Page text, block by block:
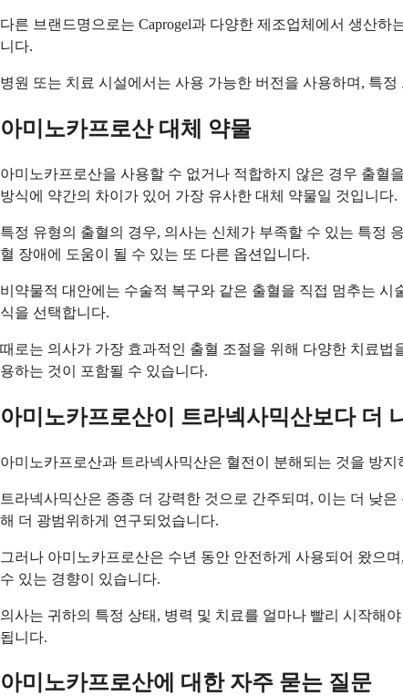
다른 브랜드명으로는 Caprogel과 다양한 제조업체에서 생산
니다.
병원 또는 치료 시설에서는 사용 가능한 버전을 사용하며, 특
아미노카프로산 대체 약물
아미노카프로산을 사용할 수 없거나 적합하지 않은 경우 출혈
방식에 약간의 차이가 있어 가장 유사한 대체 약물일 것입니다.
특정 유형의 출혈의 경우, 의사는 신체가 부족할 수 있는 특정
혈 장애에 도움이 될 수 있는 또 다른 옵션입니다.
비약물적 대안에는 수술적 복구와 같은 출혈을 직접 멈추는
식을 선택합니다.
때로는 의사가 가장 효과적인 출혈 조절을 위해 다양한 치료
용하는 것이 포함될 수 있습니다.
아미노카프로산이 트라넥사믹산보다 더
아미노카프로산과 트라넥사믹산은 혈전이 분해되는 것을 방
트라넥사믹산은 종종 더 강력한 것으로 간주되며, 이는 더 낮
해 더 광범위하게 연구되었습니다.
그러나 아미노카프로산은 수년 동안 안전하게 사용되어 왔으
수 있는 경향이 있습니다.
의사는 귀하의 특정 상태, 병력 및 치료를 얼마나 빨리 시작해
됩니다.
아미노카프로산에 대한 자주 묻는 질문